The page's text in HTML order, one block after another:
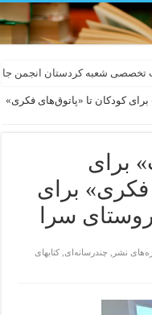
شعبه کردستان انجمن«ئالی»
برای کودکان تا «پاتوق‌های فکری»
برای
فکری» برای
سرا
نشر چندرسانه‌ای ,کتابهای